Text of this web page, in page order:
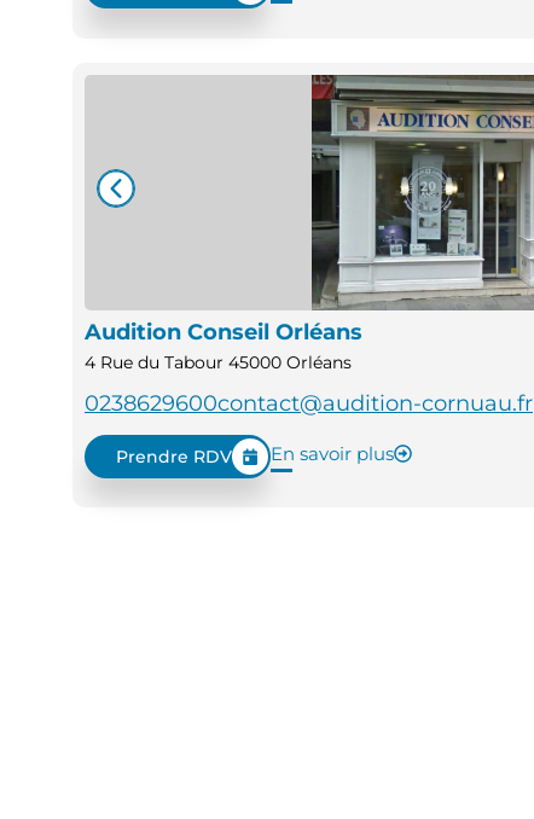
Audition Conseil Orléans
4 Rue du Tabour 45000 Orléans
0238629600contact@audition-cornuau.fr
Prendre RDV En savoir plus